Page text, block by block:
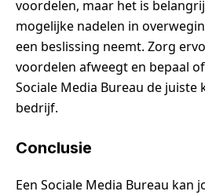
voordelen, maar het is
mogelijke nadelen in
een beslissing neemt. Zorg
voordelen afweegt en bepaal
Sociale Media Bureau de juiste
bedrijf.
Conclusie
Een Sociale Media Bureau kan